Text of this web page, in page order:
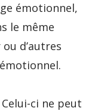
émotionnel,
le même
d’autres
ci ne peut